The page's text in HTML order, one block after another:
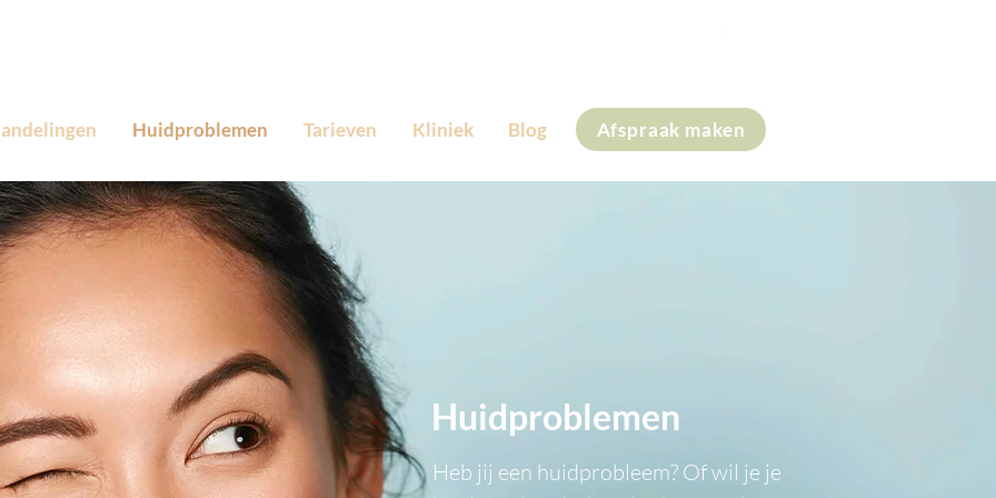
Huidproblemen Tarieven Kliniek Blog Afspraak maken
Heb jij een huidprobleem? Of wil je je
Huidproblemen